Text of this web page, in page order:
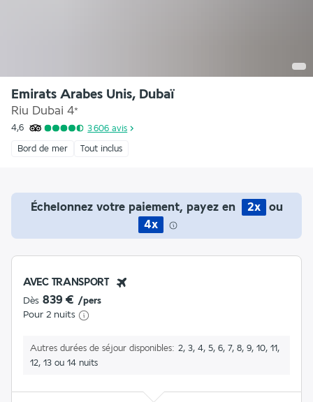
Emirats Arabes Unis, Dubaï
Riu Dubai 4*
4,6 3 606 avis
Bord de mer Tout inclus
Échelonnez votre paiement, payez en 2x
ou
4x
AVEC TRANSPORT
Dès 839 € /pers
Pour 2 nuits
Autres durées de séjour disponibles
2, 3, 4, 5, 6, 7, 8, 9, 10, 11,
12, 13 ou 14 nuits